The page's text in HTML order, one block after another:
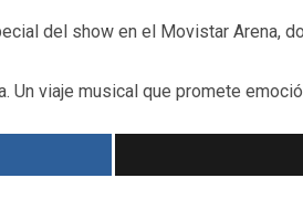
del show en el Movistar Arena,
viaje musical que promete